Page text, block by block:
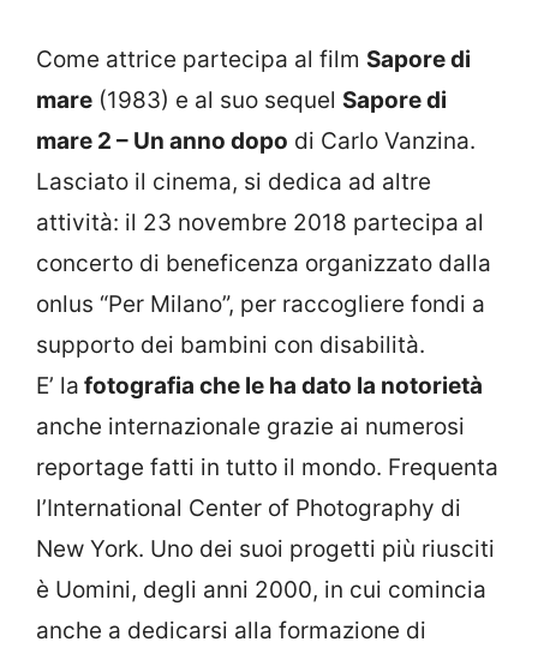
Come attrice partecipa al film Sapore di
mare (1983) e al suo sequel Sapore di
mare 2 – Un anno dopo di Carlo Vanzina.
Lasciato il cinema, si dedica ad altre
attività: il 23 novembre 2018 partecipa al
concerto di beneficenza organizzato dalla
onlus “Per Milano”, per raccogliere fondi a
supporto dei bambini con disabilità.
E’ la fotografia che le ha dato la notorietà
anche internazionale grazie ai numerosi
reportage fatti in tutto il mondo. Frequenta
l’International Center of Photography di
New York. Uno dei suoi progetti più riusciti
è Uomini, degli anni 2000, in cui comincia
anche a dedicarsi alla formazione di